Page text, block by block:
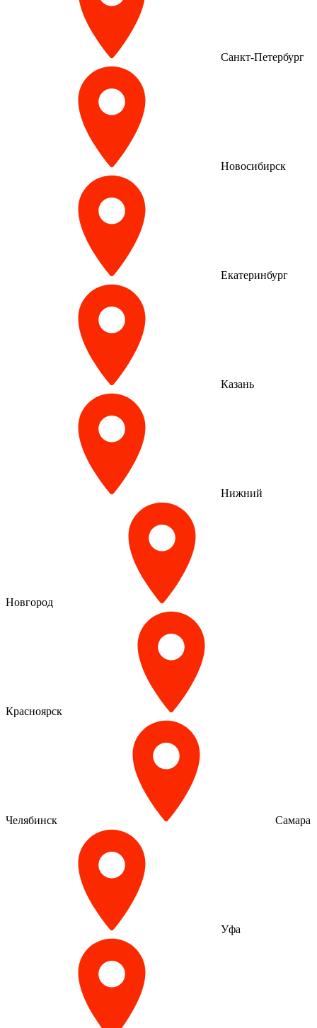
Санкт-Петербург
Новосибирск
Екатеринбург
Казань
Нижний
Новгород
Красноярск
Челябинск Самара
Уфа